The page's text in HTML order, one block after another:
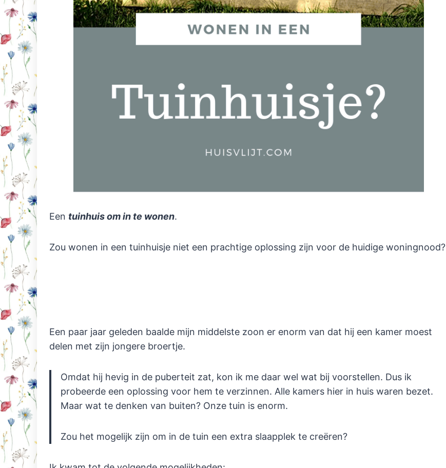
Een tuinhuis om in te wonen.
Zou wonen in een tuinhuisje niet een prachtige oplossing zijn voor de huidige woningnood?
Een paar jaar geleden baalde mijn middelste zoon er enorm van dat hij een kamer moest
delen met zijn jongere broertje.
Omdat hij hevig in de puberteit zat, kon ik me daar wel wat bij voorstellen. Dus ik
probeerde een oplossing voor hem te verzinnen. Alle kamers hier in huis waren bezet.
Maar wat te denken van buiten? Onze tuin is enorm.
Zou het mogelijk zijn om in de tuin een extra slaapplek te creëren?